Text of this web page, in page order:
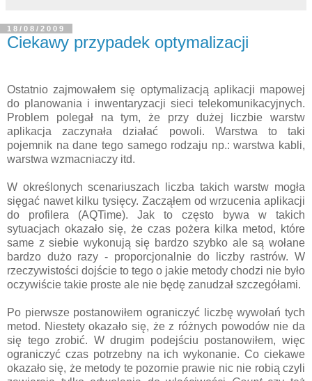
18/08/2009
Ciekawy przypadek optymalizacji
Ostatnio zajmowałem się optymalizacją aplikacji mapowej
do planowania i inwentaryzacji sieci telekomunikacyjnych.
Problem polegał na tym, że przy dużej liczbie warstw
aplikacja zaczynała działać powoli. Warstwa to taki
pojemnik na dane tego samego rodzaju np.: warstwa kabli,
warstwa wzmacniaczy itd.
W określonych scenariuszach liczba takich warstw mogła
sięgać nawet kilku tysięcy. Zacząłem od wrzucenia aplikacji
do profilera (AQTime). Jak to często bywa w takich
sytuacjach okazało się, że czas pożera kilka metod, które
same z siebie wykonują się bardzo szybko ale są wołane
bardzo dużo razy - proporcjonalnie do liczby rastrów. W
rzeczywistości dojście to tego o jakie metody chodzi nie było
oczywiście takie proste ale nie będę zanudzał szczegółami.
Po pierwsze postanowiłem ograniczyć liczbę wywołań tych
metod. Niestety okazało się, że z różnych powodów nie da
się tego zrobić. W drugim podejściu postanowiłem, więc
ograniczyć czas potrzebny na ich wykonanie. Co ciekawe
okazało się, że metody te pozornie prawie nic nie robią czyli